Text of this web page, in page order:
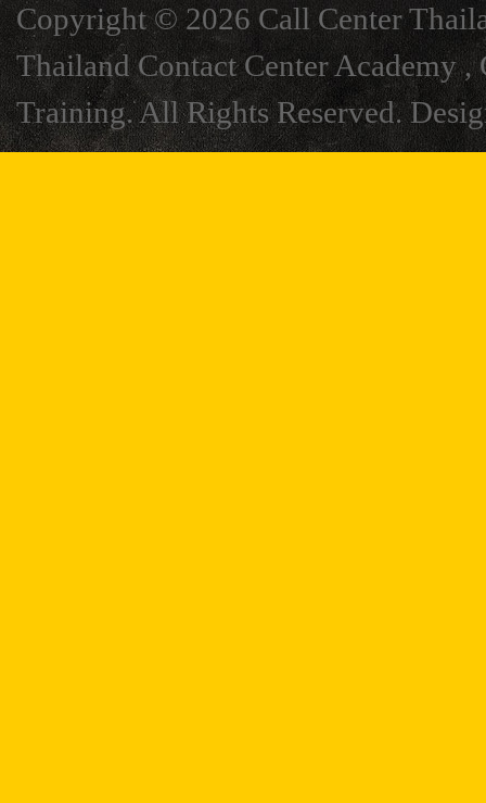
Copyright © 2026 Call Center
Thailand Contact Center Academy
Training. All Rights Reserved.